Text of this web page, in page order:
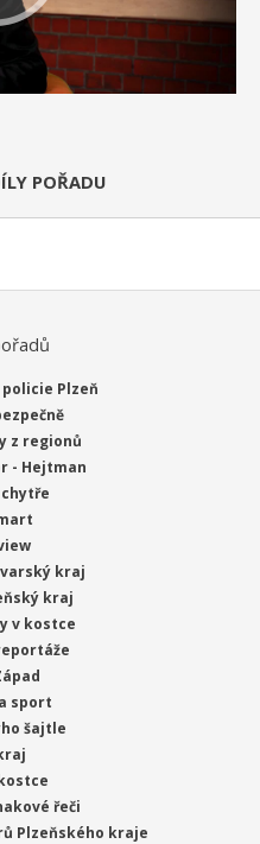
POŘADU
Plzeň
z regionů
- Hejtman
kraj
kraj
v kostce
sport
šajtle
řeči
Plzeňského kraje